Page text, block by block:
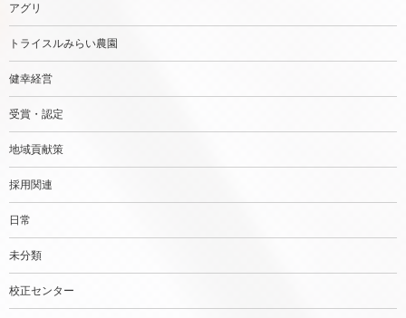
アグリ
トライスルみらい農園
健幸経営
受賞・認定
地域貢献策
採用関連
日常
未分類
校正センター